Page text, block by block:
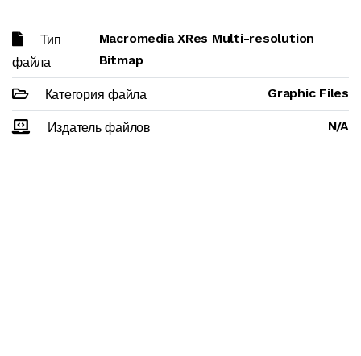
Тип
файла
Macromedia XRes Multi-resolution
Bitmap
Категория файла Graphic Files
Издатель файлов N/A